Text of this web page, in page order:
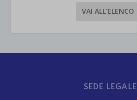
VAI ALL’ELENCO
SEDE LEGALE